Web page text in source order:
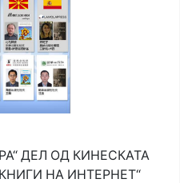
ДЕЛ ОД КИНЕСКАТА
НА ИНТЕРНЕТ“